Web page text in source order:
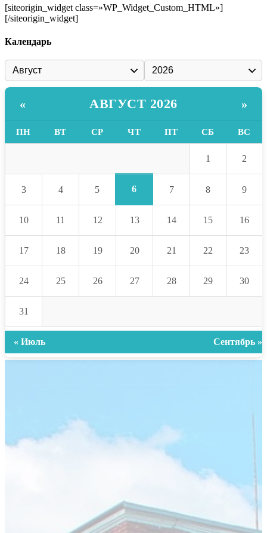
[siteorigin_widget class=»WP_Widget_Custom_HTML»]
[/siteorigin_widget]
Календарь
« АВГУСТ 2026 »
ПН ВТ СР ЧТ ПТ СБ ВС
1 2
3 4 5 6 7 8 9
10 11 12 13 14 15 16
17 18 19 20 21 22 23
24 25 26 27 28 29 30
31
« Июль Сентябрь »